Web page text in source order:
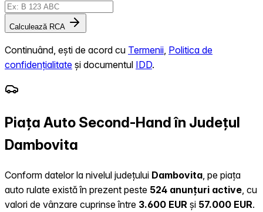
Calculează RCA
Continuând, ești de acord cu Termenii Politica de
confidențialitate și documentul IDD.
Piața Auto Second-Hand în Județul
Dambovita
Conform datelor la nivelul județului Dambovita , pe piața
auto rulate există în prezent peste 524 anunțuri active , cu
valori de vânzare cuprinse între 3.600 EUR și 57.000 EUR.